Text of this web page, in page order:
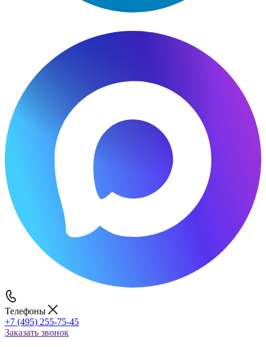
Телефоны
+7 (495) 255-75-45
Заказать звонок